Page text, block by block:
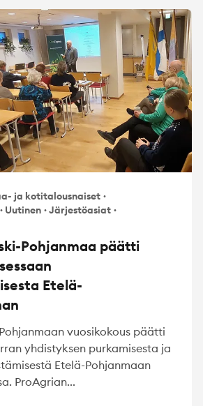
ja kotitalousnaiset ·
· Uutinen ·Järjestöasiat ·
Pohjanmaa päätti
Etelä-
vuosikokous päätti
yhdistyksen purkamisesta ja
Etelä-Pohjanmaan
ProAgrian...